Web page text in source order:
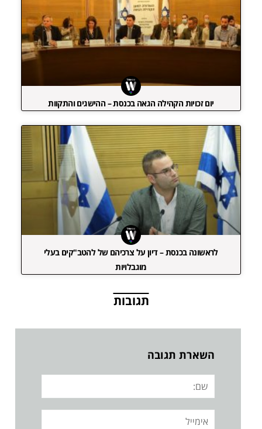
יום זכויות הקהילה הגאה בכנסת – ההישגים והתקוות
לראשונה בכנסת – דיון על צרכיהם של להטב"קים בעלי
מוגבלויות
תגובות
השארת תגובה
שם:
אימייל